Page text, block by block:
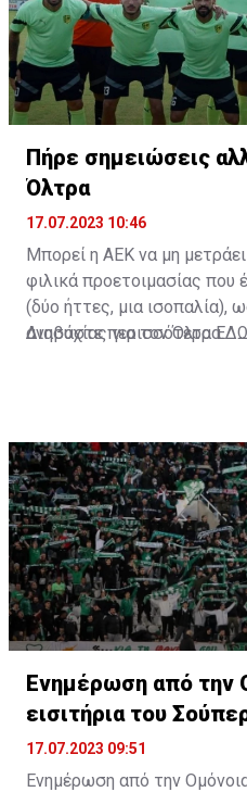
Πήρε σημειώσεις
Όλτρα
17.07.2023 10:46
Μπορεί η ΑΕΚ να μη
φιλικά προετοιμασίας που
(δύο ήττες, μια ισοπαλία),
ανησυχίας για τον Όλτρα.
Διαβάστε περισσότεραΕΔΩ
Ενημέρωση από την
εισιτήρια του
17.07.2023 09:51
Ενημέρωση από την